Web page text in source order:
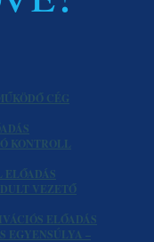
CÉG
KONTROLL
ELŐADÁS
VEZETŐ
ELŐADÁS
EGYENSÚLYA –